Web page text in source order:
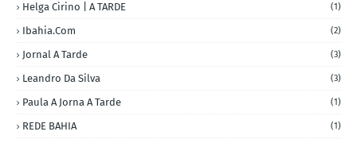
Helga Cirino | A TARDE (1)
Ibahia.com (2)
Jornal A Tarde (3)
Leandro Da Silva (3)
Paula A Jorna A Tarde (1)
REDE BAHIA (1)